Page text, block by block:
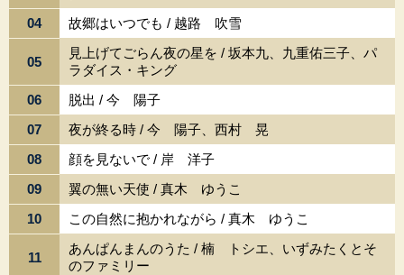
04
故郷はいつでも / 越路 吹雪
05
見上げてごらん夜の星を / 坂本九、九重佑三子、パ
ラダイス・キング
06
脱出 / 今 陽子
07
夜が終る時 / 今 陽子、西村 晃
08
顔を見ないで / 岸 洋子
09
翼の無い天使 / 真木 ゆうこ
10
この自然に抱かれながら / 真木 ゆうこ
11
あんぱんまんのうた / 楠 トシエ、いずみたくとそ
のファミリー